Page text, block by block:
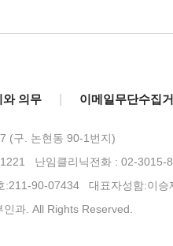
와 의무 이메일무단수집
(구. 논현동 90-1번지)
난임클리닉전화 : 02-3015-
:211-90-07434 대표자성함:이승
과. All Rights Reserved.